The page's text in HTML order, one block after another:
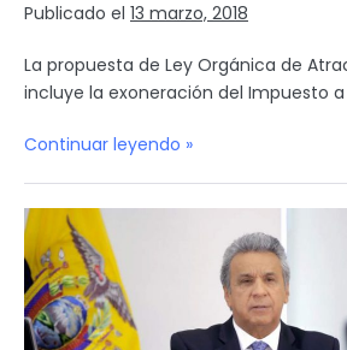
Publicado el 13 marzo, 2018
La propuesta de Ley Orgánica de
incluye la exoneración del Impuesto a
Continuar leyendo »